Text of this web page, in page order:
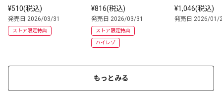
¥510(税込)
発売日 2026/03/31
ストア限定特典
¥816(税込)
発売日 2026/03/31
ストア限定特典
ハイレゾ
¥1,046(税込)
発売日 2026/01/
もっとみる